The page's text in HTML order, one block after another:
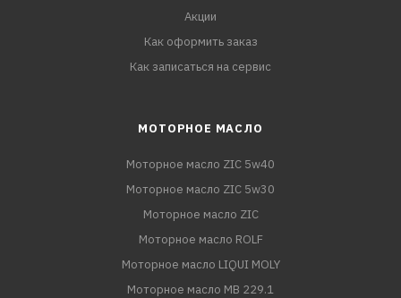
Акции
Как оформить заказ
Как записаться на сервис
МОТОРНОЕ МАСЛО
Моторное масло ZIC 5w40
Моторное масло ZIC 5w30
Моторное масло ZIC
Моторное масло ROLF
Моторное масло LIQUI MOLY
Моторное масло MB 229.1